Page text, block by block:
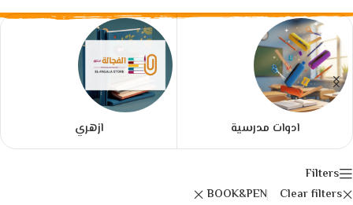
ادوات مدرسية ازهري
Filters
Clear filters
BOOK&PEN